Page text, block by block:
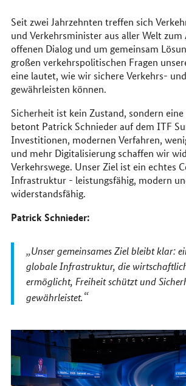
Seit zwei Jahrzehnten treffen sich
und Verkehrsminister aus aller Welt zum
offenen Dialog und um gemeinsam
großen verkehrspolitischen Fragen
eine lautet, wie wir sichere Verkehrs-
gewährleisten können.
Sicherheit ist kein Zustand, sondern eine
betont Patrick Schnieder auf dem ITF
Investitionen, modernen Verfahren,
und mehr Digitalisierung schaffen wir
Verkehrswege. Unser Ziel ist ein echtes
Infrastruktur - leistungsfähig, modern
widerstandsfähig.
Patrick Schnieder:
Unser gemeinsames Ziel bleibt klar:
globale Infrastruktur, die
ermöglicht, Freiheit schützt und
gewährleistet.